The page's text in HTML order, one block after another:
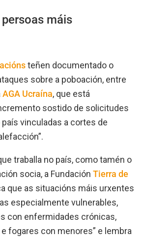
máis
teñen documentado o
sobre a poboación, entre
AGA Ucraína, que está
sostido de solicitudes
vinculadas a cortes de
traballa no país, como tamén o
socia, a Fundación Tierra de
que as situacións máis urxentes
especialmente vulnerables,
con enfermidades crónicas,
fogares con menores” e lembra